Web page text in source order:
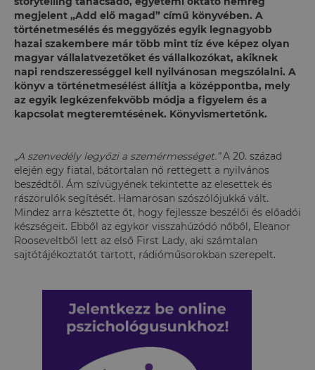
megjelent „Add elő magad” című könyvében. A
történetmesélés és meggyőzés egyik legnagyobb
hazai szakembere már több mint tíz éve képez olyan
magyar vállalatvezetőket és vállalkozókat, akiknek
napi rendszerességgel kell nyilvánosan megszólalni. A
könyv a történetmesélést állítja a középpontba, mely
az egyik legkézenfekvőbb módja a figyelem és a
kapcsolat megteremtésének. Könyvismertetőnk.
„A szenvedély legyőzi a szemérmességet.”A 20. század
elején egy fiatal, bátortalan nő rettegett a nyilvános
beszédtől. Ám szívügyének tekintette az elesettek és
rászorulók segítését. Hamarosan szószólójukká vált.
Mindez arra késztette őt, hogy fejlessze beszélői és előadói
készségeit. Ebből az egykor visszahúzódó nőből, Eleanor
Rooseveltből lett az első First Lady, aki számtalan
sajtótájékoztatót tartott, rádióműsorokban szerepelt.